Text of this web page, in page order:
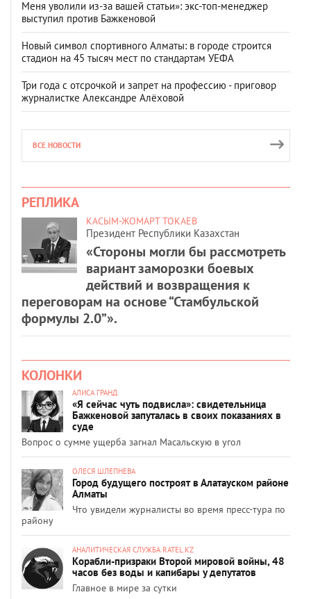
Меня уволили из-за вашей статьи»: экс-топ-менеджер
выступил против Бажкеновой
Новый символ спортивного Алматы: в городе строится
стадион на 45 тысяч мест по стандартам УЕФА
Три года с отсрочкой и запрет на профессию - приговор
журналистке Александре Алёховой
ВСЕ НОВОСТИ
РЕПЛИКА
КАСЫМ-ЖОМАРТ ТОКАЕВ
Президент Республики Казахстан
«Стороны могли бы рассмотреть
вариант заморозки боевых
действий и возвращения к
переговорам на основе “Стамбульской
формулы 2.0”».
КОЛОНКИ
АЛИСА ГРАНД
«Я сейчас чуть подвисла»: свидетельница
Бажкеновой запуталась в своих показаниях в
суде
Вопрос о сумме ущерба загнал Масальскую в угол
ОЛЕСЯ ШЛЕПНЕВА
Город будущего построят в Алатауском районе
Алматы
Что увидели журналисты во время пресс-тура по
району
АНАЛИТИЧЕСКАЯ СЛУЖБА RATEL.KZ
Корабли-призраки Второй мировой войны, 48
часов без воды и капибары у депутатов
Главное в мире за сутки